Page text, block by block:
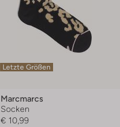
Letzte Größen
Marcmarcs
Socken
€ 10,99